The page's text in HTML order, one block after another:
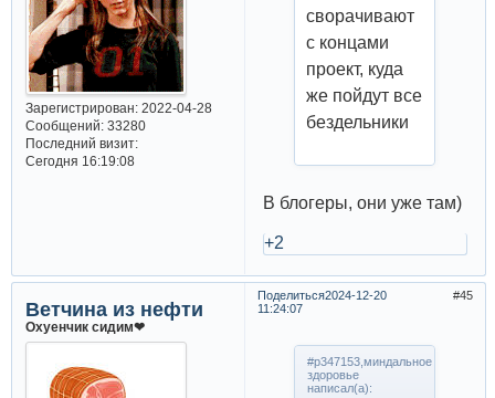
Зарегистрирован: 2022-04-28
Сообщений:33280
Последний визит:
Сегодня 16:19:08
сворачивают
с концами
проект, куда
же пойдут все
бездельники
В блогеры, они уже там)
+2
Поделиться 45
2024-12-20
11:24:07
Ветчина из нефти
Охуенчик сидим❤
#p347153,миндальное
здоровье
написал(а):